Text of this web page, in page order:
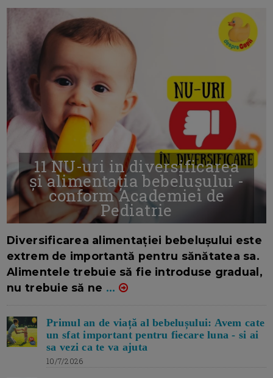
11 NU-uri in diversificarea
și alimentația bebelușului -
conform Academiei de
Pediatrie
Diversificarea alimentației bebelușului este
extrem de importantă pentru sănătatea sa.
Alimentele trebuie să fie introduse gradual,
nu trebuie să ne ...
Primul an de viață al bebelușului: Avem cate
un sfat important pentru fiecare luna - si ai
sa vezi ca te va ajuta
10/7/2026